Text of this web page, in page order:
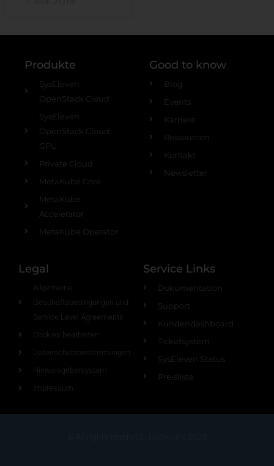
Produkte
SysEleven
OpenStack Cloud
SysEleven
OpenStack Cloud
GPU
Private Cloud
MetaKube Core
MetaKube
Accelerator
MetaKube Operator
Good to know
Blog
Events
Karriere
Ressourcen
Kontakt
Newsletter
Legal
Allgemeine
Geschäftsbedingungen und
Service Level Agreements
Cookies bearbeiten
Datenschutzbestimmungen
Hinweisgebersystem
Impressum
Service Links
Dokumentation
Support
Kundendashboard
Ticketsystem
SysEleven Status
Preisliste